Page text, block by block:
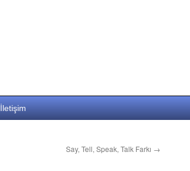
İletişim
Say, Tell, Speak, Talk Farkı →